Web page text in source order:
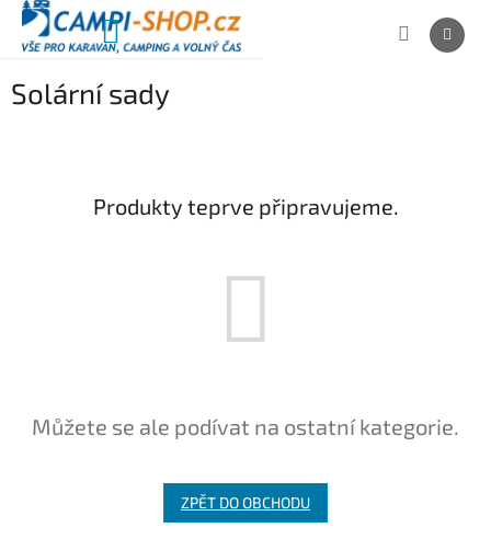
Přejít
obsah
NÁKUPNÍ
Solární sady
Produkty teprve připravujeme.
Můžete se ale podívat na ostatní kategorie.
ZPĚT DO OBCHODU